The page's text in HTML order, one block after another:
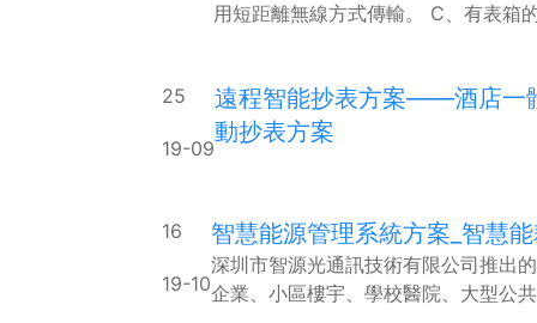
用短距離無線方式傳輸。 C、有表箱
與后臺之間采用4G傳輸，后臺管理平
25
19-09
遠程智能抄表方案——酒店一
動抄表方案
16
19-10
智慧能源管理系統方案_智慧
深圳市智源光通訊技術有限公司推出
企業、小區樓宇、學校醫院、大型公共建